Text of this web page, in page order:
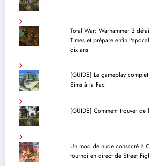
Total War: Warhammer 3
Times et prépare enfin
dix ans
[GUIDE] Le gameplay
Sims à la Fac
[GUIDE] Comment trouver
Un mod de nude consacré à
tournoi en direct de Street